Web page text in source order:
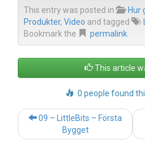
This entry was posted in Hur
Produkter, Video and tagged
Bookmark the
permalink
This article
0 people found
Post
09 – LittleBits – Första
Bygget